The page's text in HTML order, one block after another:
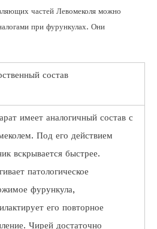
частей Левомеколя можно
при фурункулах. Они
состав
имеет аналогичный состав с
Под его действием
вскрывается быстрее.
патологическое
фурункула,
его повторное
Чирей достаточно